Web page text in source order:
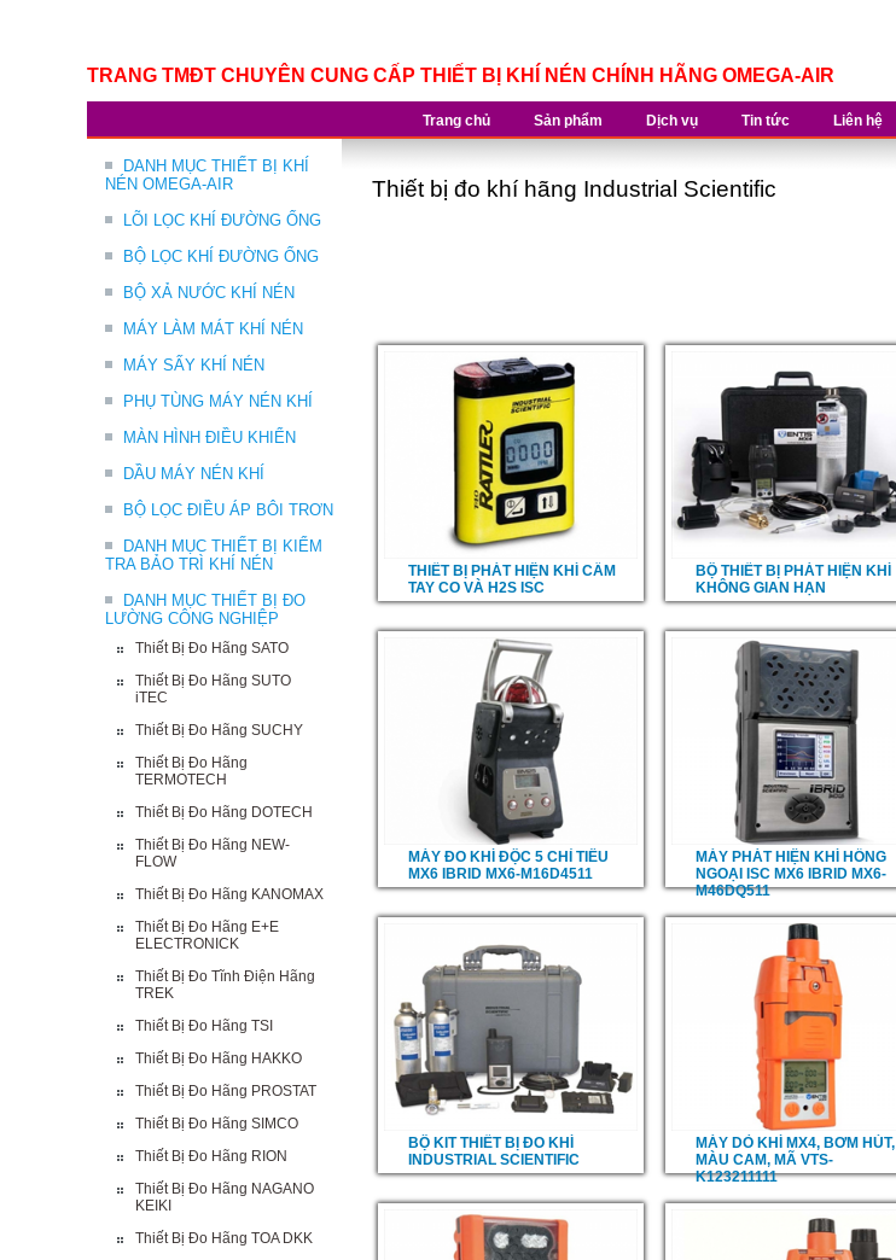
TRANG TMĐT CHUYÊN CUNG CẤP THIẾT BỊ KHÍ NÉN CHÍNH HÃNG OMEGA-AIR
Trang chủ Sản phẩm Dịch vụ Tin tức Liên hệ
DANH MỤC THIẾT BỊ KHÍ
NÉN OMEGA-AIR
LÕI LỌC KHÍ ĐƯỜNG ỐNG
BỘ LỌC KHÍ ĐƯỜNG ỐNG
BỘ XẢ NƯỚC KHÍ NÉN
MÁY LÀM MÁT KHÍ NÉN
MÁY SẤY KHÍ NÉN
PHỤ TÙNG MÁY NÉN KHÍ
MÀN HÌNH ĐIỀU KHIỂN
DẦU MÁY NÉN KHÍ
BỘ LỌC ĐIỀU ÁP BÔI TRƠN
DANH MỤC THIẾT BỊ KIỂM
TRA BẢO TRÌ KHÍ NÉN
DANH MỤC THIẾT BỊ ĐO
LƯỜNG CÔNG NGHIỆP
Thiết Bị Đo Hãng SATO
Thiết Bị Đo Hãng SUTO
iTEC
Thiết Bị Đo Hãng SUCHY
Thiết Bị Đo Hãng
TERMOTECH
Thiết Bị Đo Hãng DOTECH
Thiết Bị Đo Hãng NEW-
FLOW
Thiết Bị Đo Hãng KANOMAX
Thiết Bị Đo Hãng E+E
ELECTRONICK
Thiết Bị Đo Tĩnh Điện Hãng
TREK
Thiết Bị Đo Hãng TSI
Thiết Bị Đo Hãng HAKKO
Thiết Bị Đo Hãng PROSTAT
Thiết Bị Đo Hãng SIMCO
Thiết Bị Đo Hãng RION
Thiết Bị Đo Hãng NAGANO
KEIKI
Thiết Bị Đo Hãng TOA DKK
Thiết bị đo khí hãng Industrial Scientific
THIẾT BỊ PHÁT HIỆN KHÍ CẦM
TAY CO VÀ H2S ISC
BỘ THIẾT BỊ PHÁT HIỆN KHÍ
KHÔNG GIAN HẠN
MÁY ĐO KHÍ ĐỘC 5 CHỈ TIÊU
MX6 IBRID MX6-M16D4511
MÁY PHÁT HIỆN KHÍ HỒNG
NGOẠI ISC MX6 IBRID MX6-
M46DQ511
BỘ KIT THIẾT BỊ ĐO KHÍ
INDUSTRIAL SCIENTIFIC
MÁY DÒ KHÍ MX4, BƠM HÚT,
MÀU CAM, MÃ VTS-
K123211111